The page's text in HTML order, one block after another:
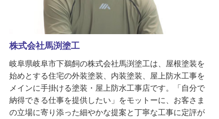
株式会社馬渕塗工
岐阜県岐阜市下鵜飼の株式会社馬渕塗工は、屋根塗装を
始めとする住宅の外装塗装、内装塗装、屋上防水工事を
メインに手掛ける塗装・屋上防水工事店です。「自分で
納得できる仕事を提供したい」をモットーに、お客さま
の立場に寄り添った細やかな提案と丁寧な工事に定評が